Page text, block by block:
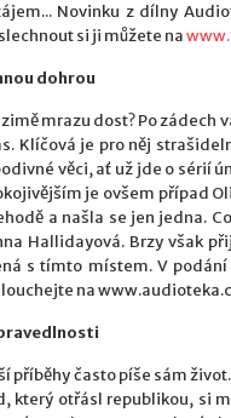
Novinku z dílny
si ji můžete na
dohrou
mrazu dost? Po
Klíčová je pro něj
věci, ať už jde o sérií
je ovšem případ
a našla se jen jedna.
Hallidayová. Brzy však
s tímto místem. V
na
příběhy často píše sám
který otřásl republikou, si